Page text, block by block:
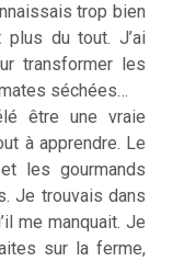
trop bien
plus du tout. J’ai
transformer les
séchées…
être une vraie
à apprendre. Le
les gourmands
Je trouvais dans
me manquait. Je
sur la ferme,